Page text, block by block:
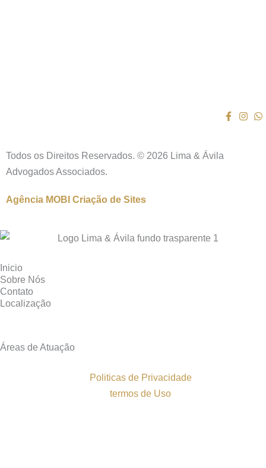
Todos os Direitos Reservados. © 2026 Lima & Ávila
Advogados Associados.
Agência MOBI Criação de Sites
Inicio
Sobre Nós
Contato
Localização
Áreas de Atuação
Politicas de Privacidade
termos de Uso